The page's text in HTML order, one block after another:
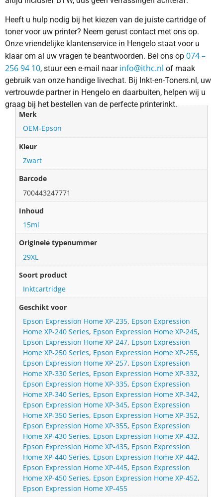
Heeft u hulp nodig bij het kiezen van de juiste cartridge of
toner voor uw printer? Neem gerust contact met ons op.
Onze vriendelijke klantenservice in Hengelo staat voor u
klaar om al uw vragen te beantwoorden. Bel ons op 074 –
256 94 10, stuur een e-mail naar info@ithc.nl of maak
gebruik van onze handige livechat. Bij Inkt-en-Toners.nl, uw
vertrouwde partner in Hengelo en daarbuiten, helpen wij u
graag bij het bestellen van de perfecte printerinkt.
Merk
OEM-Epson
Kleur
Zwart
Barcode
700443247771
Inhoud
15ml
Originele typenummer
29XL
Soort product
Inktcartridge
Geschikt voor
Epson Expression Home XP-235, Epson Expression
Home XP-240 Series, Epson Expression Home XP-245,
Epson Expression Home XP-247, Epson Expression
Home XP-250 Series, Epson Expression Home XP-255,
Epson Expression Home XP-257, Epson Expression
Home XP-330 Series, Epson Expression Home XP-332,
Epson Expression Home XP-335, Epson Expression
Home XP-340 Series, Epson Expression Home XP-342,
Epson Expression Home XP-345, Epson Expression
Home XP-350 Series, Epson Expression Home XP-352,
Epson Expression Home XP-355, Epson Expression
Home XP-430 Series, Epson Expression Home XP-432,
Epson Expression Home XP-435, Epson Expression
Home XP-440 Series, Epson Expression Home XP-442,
Epson Expression Home XP-445, Epson Expression
Home XP-450 Series, Epson Expression Home XP-452,
Epson Expression Home XP-455